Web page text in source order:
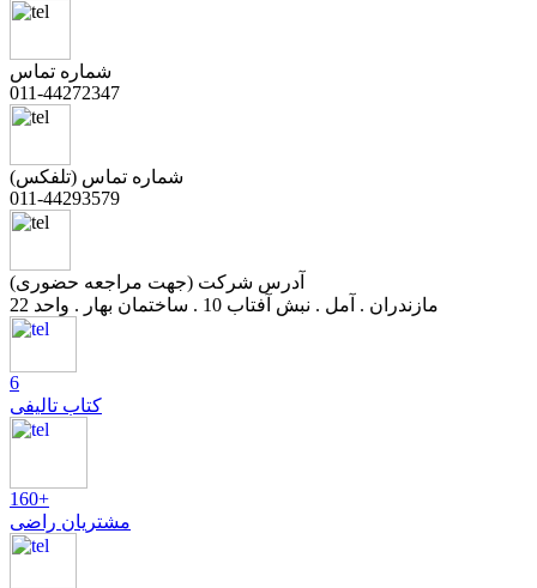
شماره تماس
011-44272347
شماره تماس (تلفکس)
011-44293579
آدرس شرکت (جهت مراجعه حضوری)
مازندران . آمل . نبش آفتاب 10 . ساختمان بهار . واحد 22
6
کتاب تالیفی
160+
مشتریان راضی